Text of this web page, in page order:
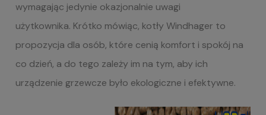
wymagając jedynie okazjonalnie uwagi
użytkownika. Krótko mówiąc, kotły Windhager to
propozycja dla osób, które cenią komfort i spokój na
co dzień, a do tego zależy im na tym, aby ich
urządzenie grzewcze było ekologiczne i efektywne.